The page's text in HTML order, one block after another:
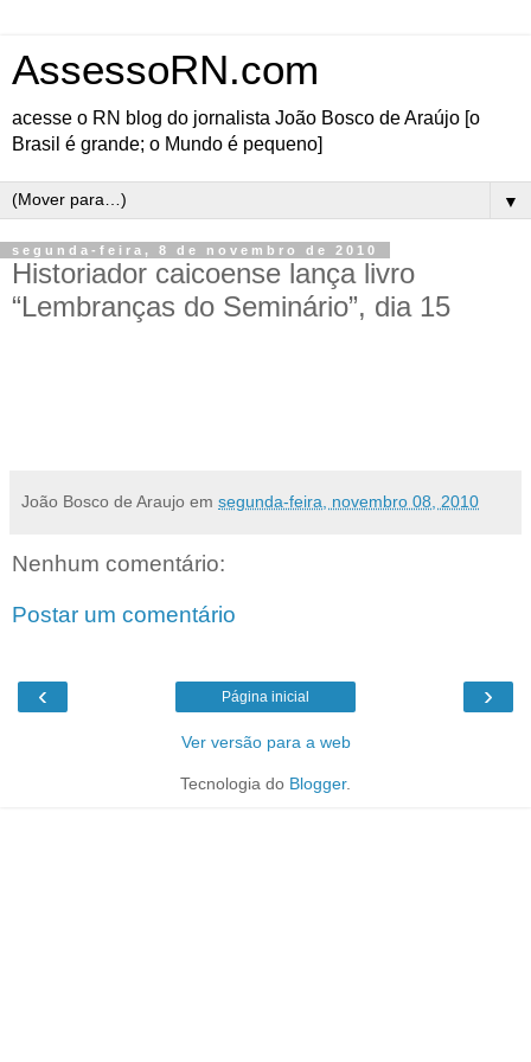
AssessoRN.com
acesse o RN blog do jornalista João Bosco de Araújo [o
Brasil é grande; o Mundo é pequeno]
▼
segunda-feira, 8 de novembro de 2010
Historiador caicoense lança livro
“Lembranças do Seminário”, dia 15
João Bosco de Araujo em segunda-feira, novembro 08, 2010
Nenhum comentário:
Postar um comentário
‹ ›
Página inicial
Ver versão para a web
Tecnologia do Blogger.